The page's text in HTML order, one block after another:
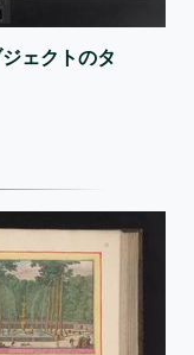
ェクトのタ